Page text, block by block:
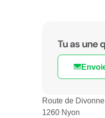
Tu as une
Route de
1260 Nyon